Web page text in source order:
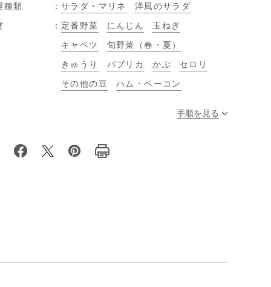
種類
サラダ・マリネ
洋風のサラダ
定番野菜 にんじん
玉ねぎ
キャベツ
旬野菜（春・夏）
きゅうり
パプリカ かぶ
セロリ
その他の豆
ハム・ベーコン
手順を見る